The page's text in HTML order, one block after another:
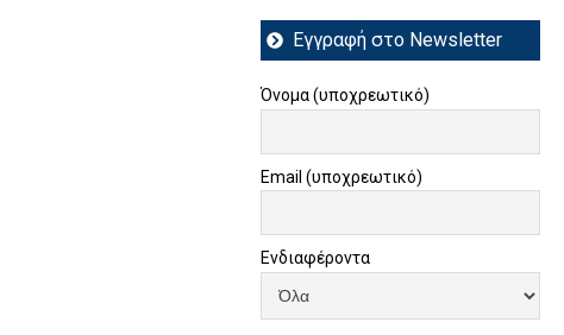
Εγγραφή στο Newsletter
Όνομα (υποχρεωτικό)
Email (υποχρεωτικό)
Ενδιαφέροντα